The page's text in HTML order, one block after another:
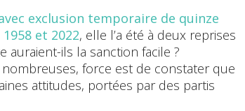
exclusion temporaire de quinze
et 2022, elle l’a été à deux reprises
auraient-ils la sanction facile ?
force est de constater que
attitudes, portées par des partis